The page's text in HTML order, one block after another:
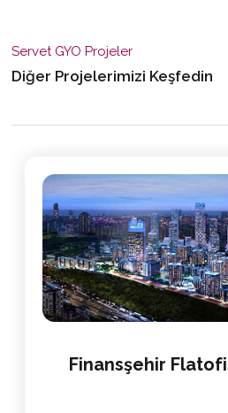
Servet GYO Projeler
Diğer Projelerimizi Keşfedin
Finansşehir